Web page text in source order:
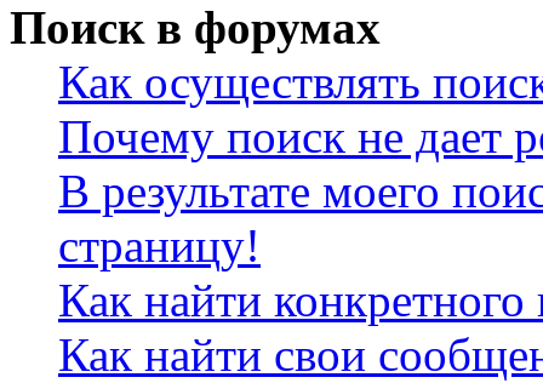
Поиск в форумах
Как осуществлять
Почему поиск не дает
В результате моего
страницу!
Как найти конкретного
Как найти свои